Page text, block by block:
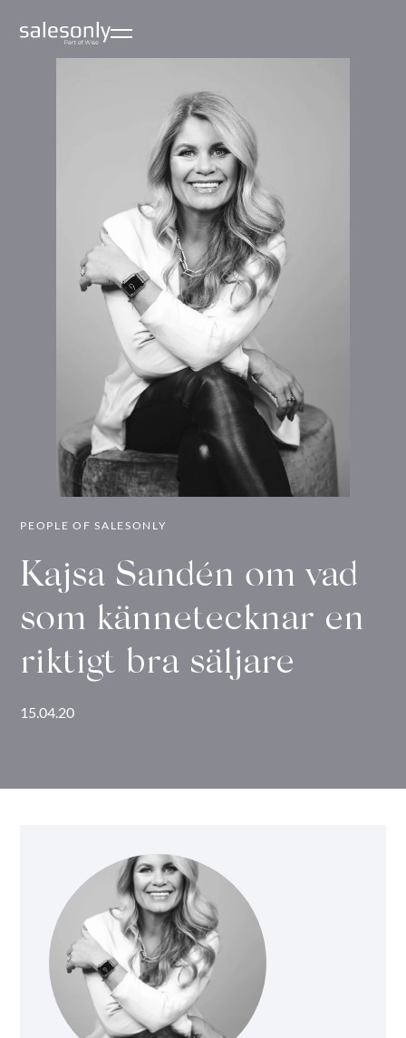
PEOPLE OF SALESONLY
Kajsa Sandén om vad
som kännetecknar en
riktigt bra säljare
15.04.20